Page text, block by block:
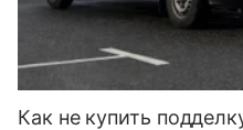
Как не купить